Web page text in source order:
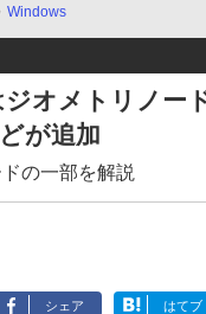
Windows
ジオメトリノー
が追加
の一部を解説
シェア はてブ